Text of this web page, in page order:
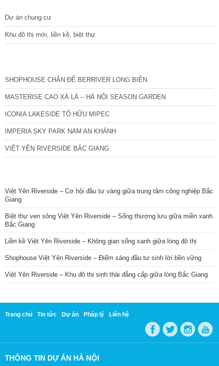
Dự án chung cư
Khu đô thị mới, liền kề, biệt thự
SHOPHOUSE CHÂN ĐẾ BERRIVER LONG BIÊN
MASTERISE CAO XÀ LÁ – HÀ NỘI SEASON GARDEN
ICONIA LAKESIDE TỐ HỮU MIPEC
IMPERIA SKY PARK NAM AN KHÁNH
VIỆT YÊN RIVERSIDE BẮC GIANG
Việt Yên Riverside – Cơ hội đầu tư vàng giữa trung tâm công nghiệp Bắc
Giang
Biệt thự ven sông Việt Yên Riverside – Sống thượng lưu giữa miền xanh
Bắc Giang
Liền kề Việt Yên Riverside – Không gian sống xanh giữa lòng đô thị
Shophouse Việt Yên Riverside – Điểm sáng đầu tư sinh lời bền vững
Việt Yên Riverside – Khu đô thị sinh thái đẳng cấp giữa lòng Bắc Giang
Trang chủ Tin tức Dự án Pháp lý Liên hệ
THÔNG TIN DỰ ÁN HÀ NỘI